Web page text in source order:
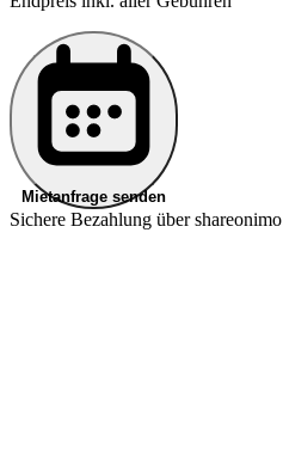
Mietanfrage senden
Sichere Bezahlung über shareonimo